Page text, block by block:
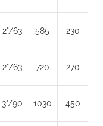
2"/63 585 230
2"/63 720 270
3"/90 1030 450